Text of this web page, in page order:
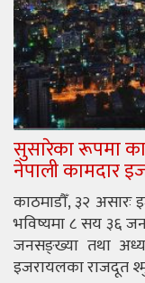
सुसारेका रूपमा
नेपाली कामदार
काठमाडौँ, ३२
भविष्यमा ८ सय ३६
जनसङ्ख्या तथा
इजरायलका राजदूत